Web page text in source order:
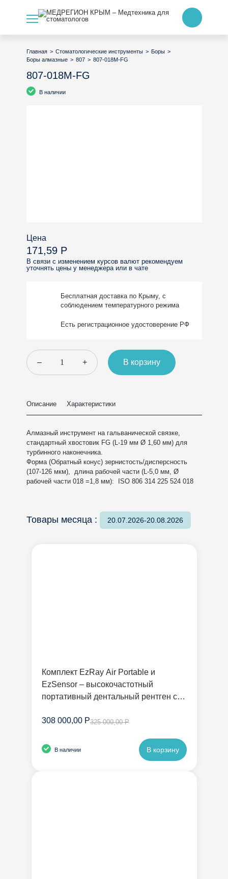
Главная > Стоматологические инструменты > Боры >
Боры алмазные > 807 > 807-018M-FG
807-018M-FG
В наличии
Цена
171,59 Р
В связи с изменением курсов валют рекомендуем
уточнять цены у менеджера или в чате
Бесплатная доставка по Крыму, с
соблюдением температурного режима
Есть регистрационное удостоверение РФ
– + В корзину
Описание Характеристики
Алмазный инструмент на гальванической связке,
стандартный хвостовик FG (L-19 мм Ø 1,60 мм) для
турбинного наконечника.
Форма (Обратный конус) зернистость/дисперсность
(107-126 мкм), длина рабочей части (L-5,0 мм, Ø
рабочей части 018 =1,8 мм): ISO 806 314 225 524 018
Товары месяца : 20.07.2026-20.08.2026
Комплект EzRay Air Portable и
EzSensor – высокочастотный
портативный дентальный рентген с
308 000,00 Р325 000,00 Р
В наличии В корзину